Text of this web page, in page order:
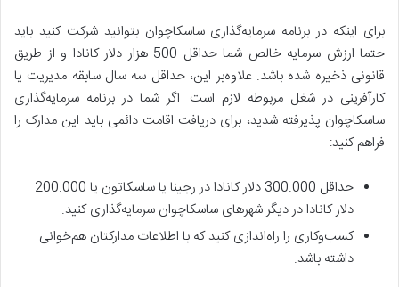
برای اینکه در برنامه سرمایه‌گذاری ساسکاچوان بتوانید شرکت کنید باید
حتما ارزش سرمایه خالص شما حداقل 500 هزار دلار کانادا و از طریق
قانونی ذخیره شده باشد. علاوه‌بر این، حداقل سه سال سابقه مدیریت یا
کارآفرینی در شغل مربوطه لازم است. اگر شما در برنامه سرمایه‌گذاری
ساسکاچوان پذیرفته شدید، برای دریافت اقامت دائمی باید این مدارک را
فراهم کنید:
حداقل 300.000 دلار کانادا در رجینا یا ساسکاتون یا 200.000
دلار کانادا در دیگر شهرهای ساسکاچوان سرمایه‌گذاری کنید.
کسب‌وکاری را راه‌اندازی کنید که با اطلاعات مدارکتان هم‌خوانی
داشته باشد.